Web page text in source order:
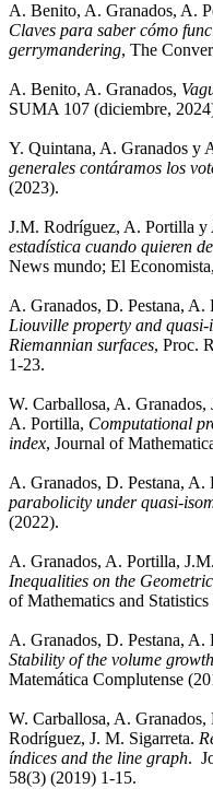
A. Benito, A. Granados, A.
Claves para saber cómo
gerrymandering, The
A. Benito, A. Granados,
SUMA 107 (diciembre,
Y. Quintana, A. Granados y
generales contáramos los
(2023).
J.M. Rodríguez, A. Portilla y
estadística cuando quieren
News mundo; El
A. Granados, D. Pestana,
Liouville property and
Riemannian surfaces, Proc.
1-23.
W. Carballosa, A.
A. Portilla, Computational
index, Journal of
A. Granados, D. Pestana,
parabolicity under quasi-
(2022).
A. Granados, A. Portilla,
Inequalities on the
of Mathematics and
A. Granados, D. Pestana,
Stability of the volume
Matemática Complutense
W. Carballosa, A.
Rodríguez, J. M. Sigarreta.
índices and the line graph.
58(3) (2019) 1-15.